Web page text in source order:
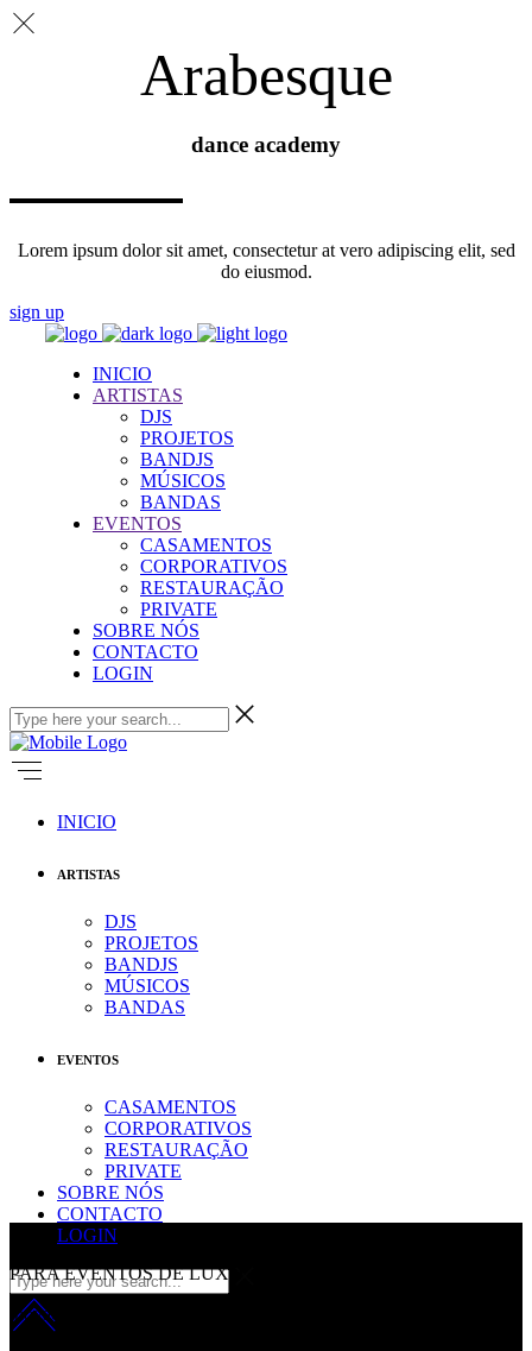
Arabesque
dance academy
Lorem ipsum dolor sit amet, consectetur at vero adipiscing elit, sed
do eiusmod.
sign up
INICIO
ARTISTAS
DJS
PROJETOS
BANDJS
MÚSICOS
BANDAS
EVENTOS
CASAMENTOS
CORPORATIVOS
RESTAURAÇÃO
PRIVATE
SOBRE NÓS
CONTACTO
LOGIN
INICIO
ARTISTAS
DJS
PROJETOS
BANDJS
MÚSICOS
BANDAS
EVENTOS
CASAMENTOS
CORPORATIVOS
RESTAURAÇÃO
PRIVATE
SOBRE NÓS
CONTACTO
LOGIN
PARA EVENTOS DE LUXO
inovação com sofisicação